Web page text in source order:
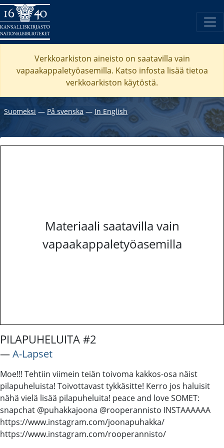
Verkkoarkiston aineisto on saatavilla vain
vapaakappaletyöasemilla. Katso infosta lisää tietoa
verkkoarkiston käytöstä.
Suomeksi ― På svenska ― In English
Materiaali saatavilla vain
vapaakappaletyöasemilla
PILAPUHELUITA #2
―A-Lapset
Moe!!! Tehtiin viimein teiän toivoma kakkos-osa näist
pilapuheluista! Toivottavast tykkäsitte! Kerro jos haluisit
nähä vielä lisää pilapuheluita! peace and love SOMET:
snapchat @puhakkajoona @rooperannisto INSTAAAAAA
https://www.instagram.com/joonapuhakka/
https://www.instagram.com/rooperannisto/